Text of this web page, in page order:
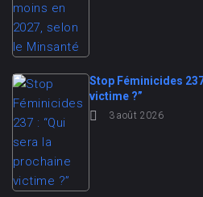
Stop Féminicides
victime ?”
3 août 2026